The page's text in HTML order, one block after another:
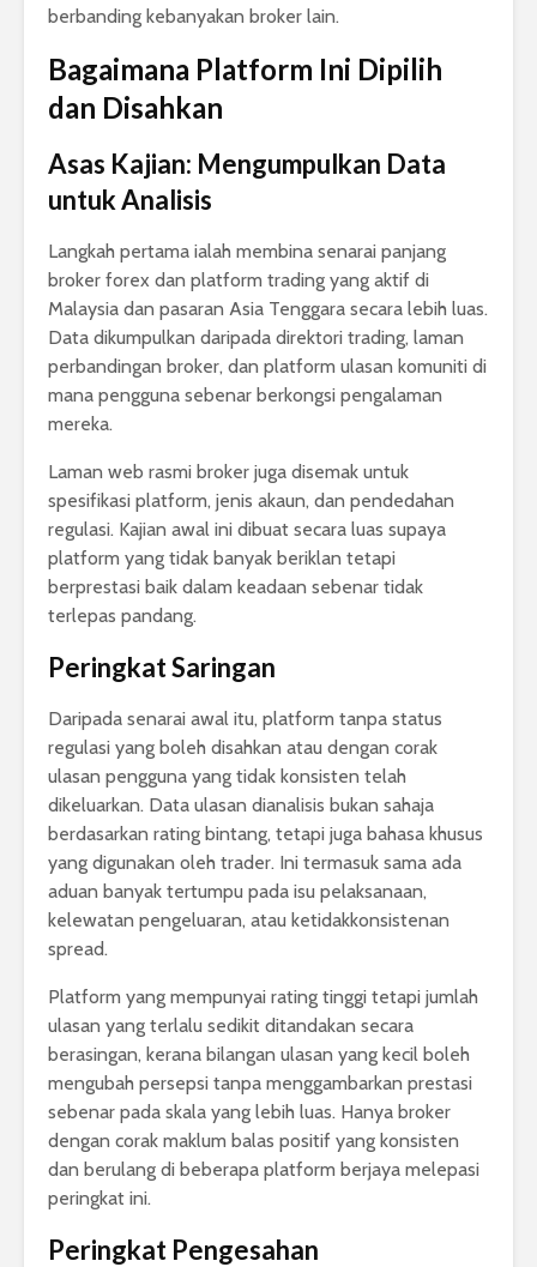
berbanding kebanyakan broker lain.
Bagaimana Platform Ini Dipilih
dan Disahkan
Asas Kajian: Mengumpulkan Data
untuk Analisis
Langkah pertama ialah membina senarai panjang
broker forex dan platform trading yang aktif di
Malaysia dan pasaran Asia Tenggara secara lebih luas.
Data dikumpulkan daripada direktori trading, laman
perbandingan broker, dan platform ulasan komuniti di
mana pengguna sebenar berkongsi pengalaman
mereka.
Laman web rasmi broker juga disemak untuk
spesifikasi platform, jenis akaun, dan pendedahan
regulasi. Kajian awal ini dibuat secara luas supaya
platform yang tidak banyak beriklan tetapi
berprestasi baik dalam keadaan sebenar tidak
terlepas pandang.
Peringkat Saringan
Daripada senarai awal itu, platform tanpa status
regulasi yang boleh disahkan atau dengan corak
ulasan pengguna yang tidak konsisten telah
dikeluarkan. Data ulasan dianalisis bukan sahaja
berdasarkan rating bintang, tetapi juga bahasa khusus
yang digunakan oleh trader. Ini termasuk sama ada
aduan banyak tertumpu pada isu pelaksanaan,
kelewatan pengeluaran, atau ketidakkonsistenan
spread.
Platform yang mempunyai rating tinggi tetapi jumlah
ulasan yang terlalu sedikit ditandakan secara
berasingan, kerana bilangan ulasan yang kecil boleh
mengubah persepsi tanpa menggambarkan prestasi
sebenar pada skala yang lebih luas. Hanya broker
dengan corak maklum balas positif yang konsisten
dan berulang di beberapa platform berjaya melepasi
peringkat ini.
Peringkat Pengesahan